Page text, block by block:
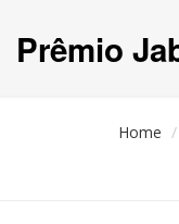
Prêmio
Home